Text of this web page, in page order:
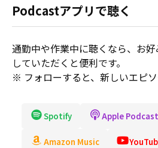
Podcastアプリで聴く
通勤中や作業中に聴くなら、お
していただくと便利です。
※ フォローすると、新しいエピ
Spotify Apple
Amazon Music